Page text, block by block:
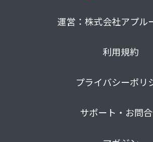
運営：株式会社アプル
利用規約
プライバシーポリ
サポート・お問